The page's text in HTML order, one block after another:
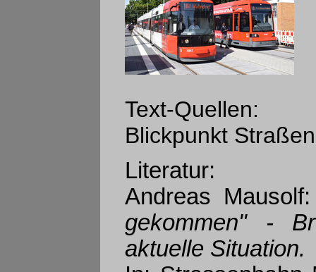
Text-Quellen:
Blickpunkt
Literatur:
Andreas
gekommen" -
aktuelle Situation.